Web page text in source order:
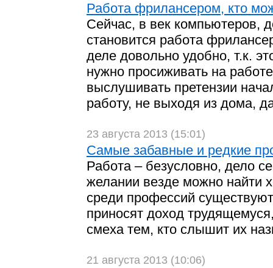
Работа фрилансером, кто
Сейчас, в век компьютеров,
становится работа
деле довольно удобно, т.к.
нужно просиживать на
выслушивать претензии
работу, не выходя из дома,
23 августа 2013 (15:01)
Самые забавные и редкие
Работа – безусловно, дело
желании везде можно найти
среди профессий
приносят доход
смеха тем, кто слышит их
21 августа 2013 (10:06)